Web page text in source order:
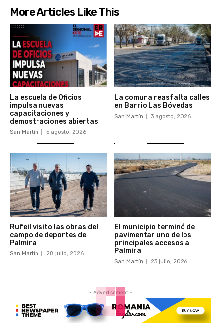
More Articles Like This
La escuela de Oficios
impulsa nuevas
capacitaciones y
demostraciones abiertas
San Martín 5 agosto, 2026
La comuna reasfalta calles
en Barrio Las Bóvedas
San Martín 3 agosto, 2026
Rufeil visito las obras del
campo de deportes de
Palmira
San Martín 28 julio, 2026
El municipio terminó de
pavimentar uno de los
principales accesos a
Palmira
San Martín 23 julio, 2026
- Advertisement -